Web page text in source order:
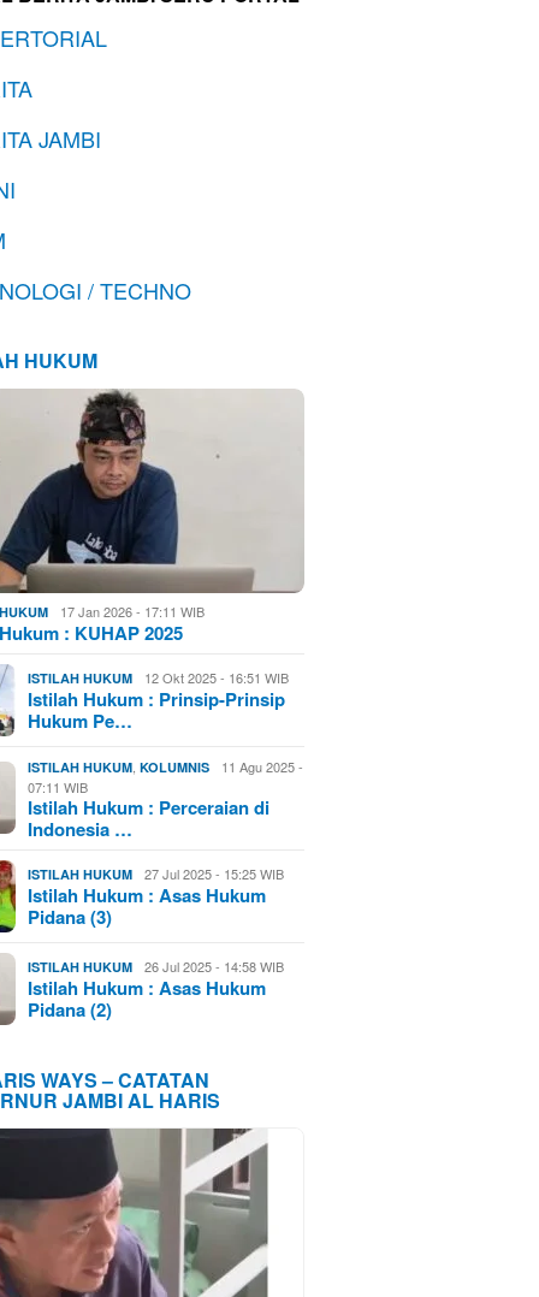
JAMBI
/ TECHNO
HUKUM
17 Jan 2026 - 17:11 WIB
: KUHAP 2025
ISTILAH HUKUM 12 Okt 2025 - 16:51 WIB
Istilah Hukum : Prinsip-Prinsip
Hukum Pe…
ISTILAH HUKUM ,KOLUMNIS
11 Agu 2025 -
07:11 WIB
Istilah Hukum : Perceraian di
Indonesia …
ISTILAH HUKUM 27 Jul 2025 - 15:25 WIB
Istilah Hukum : Asas Hukum
Pidana (3)
ISTILAH HUKUM 26 Jul 2025 - 14:58 WIB
Istilah Hukum : Asas Hukum
Pidana (2)
WAYS – CATATAN
JAMBI AL HARIS